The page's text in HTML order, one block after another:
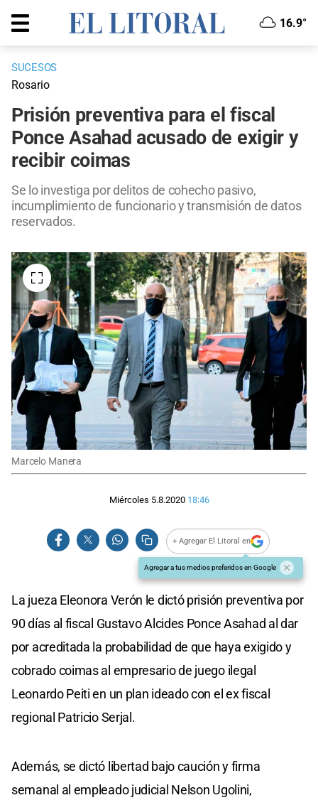
16.9°
SUCESOS
Rosario
Prisión preventiva para el fiscal
Ponce Asahad acusado de exigir y
recibir coimas
Se lo investiga por delitos de cohecho pasivo,
incumplimiento de funcionario y transmisión de datos
reservados.
Marcelo Manera
Miércoles 5.8.2020 18:46
+ Agregar El Litoral en
Agregar a tus medios preferidos en Google
La jueza Eleonora Verón le dictó prisión preventiva por
90 días al fiscal Gustavo Alcides Ponce Asahad al dar
por acreditada la probabilidad de que haya exigido y
cobrado coimas al empresario de juego ilegal
Leonardo Peiti en un plan ideado con el ex fiscal
regional Patricio Serjal.
Además, se dictó libertad bajo caución y firma
semanal al empleado judicial Nelson Ugolini,